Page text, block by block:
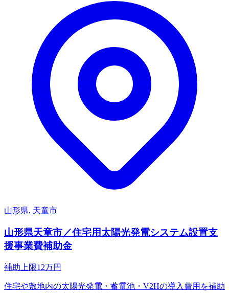
山形県, 天童市
山形県天童市／住宅用太陽光発電システム設置支
援事業費補助金
補助上限12万円
住宅や敷地内の太陽光発電・蓄電池・V2Hの導入費用を補助